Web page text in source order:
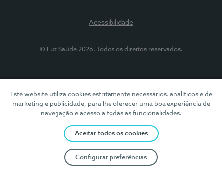
Este website utiliza cookies estritamente necessários, analíticos e de
marketing e publicidade, para lhe oferecer uma boa experiência de
navegação e acesso a todas as funcionalidades.
Aceitar todos os cookies
Configurar preferências
Acessibilidade
© Luz Saúde 2026. Todos os direitos reservados.